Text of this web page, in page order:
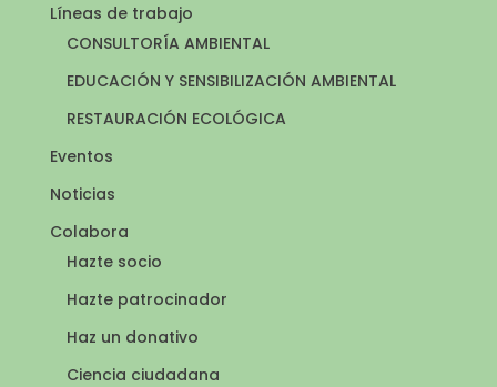
Líneas de trabajo
CONSULTORÍA AMBIENTAL
EDUCACIÓN Y SENSIBILIZACIÓN AMBIENTAL
RESTAURACIÓN ECOLÓGICA
Eventos
Noticias
Colabora
Hazte socio
Hazte patrocinador
Haz un donativo
Ciencia ciudadana